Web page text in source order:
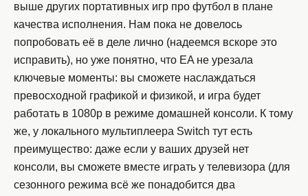
выше других портативных игр про футбол в плане
качества исполнения. Нам пока не довелось
попробовать её в деле лично (надеемся вскоре это
исправить), но уже понятно, что EA не урезала
ключевые моменты: вы сможете наслаждаться
превосходной графикой и физикой, и игра будет
работать в 1080p в режиме домашней консоли. К тому
же, у локального мультиплеера Switch тут есть
преимущество: даже если у ваших друзей нет
консоли, вы сможете вместе играть у телевизора (для
сезонного режима всё же понадобится два